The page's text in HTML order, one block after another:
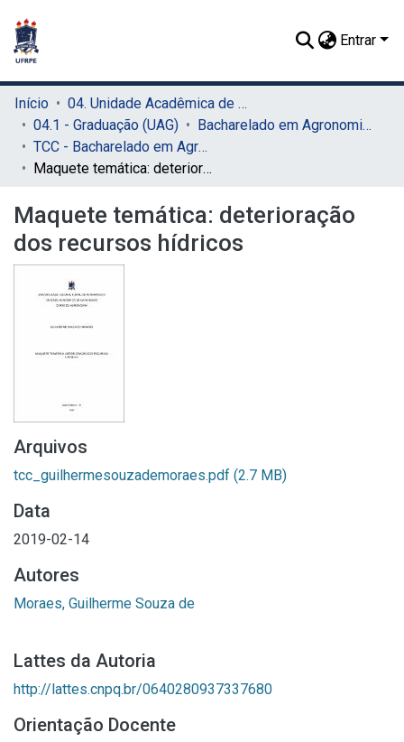
Entrar
Início
04. Unidade Acadêmica de Garanhuns (UAG)
04.1 - Graduação (UAG)
Bacharelado em Agronomia (UAG)
TCC - Bacharelado em Agronomia (UAG)
Maquete temática: deterioração dos recursos hídricos
Maquete temática: deterioração
dos recursos hídricos
Arquivos
tcc_guilhermesouzademoraes.pdf (2.7 MB)
Data
2019-02-14
Autores
Moraes, Guilherme Souza de
Lattes da Autoria
http://lattes.cnpq.br/0640280937337680
Orientação Docente